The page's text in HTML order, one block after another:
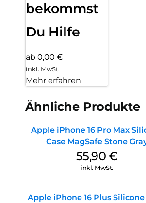
bekommst
Du Hilfe
ab 0,00 €
inkl. MwSt.
Mehr erfahren
Ähnliche Produkte
Apple iPhone 16 Pro Max
Case MagSafe Stone
55,90 €
inkl. MwSt.
Apple iPhone 16 Plus Silicone